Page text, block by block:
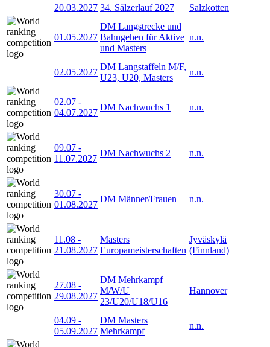
20.03.2027 34. Sälzerlauf 2027 Salzkotten
01.05.2027
DM Langstrecke und
Bahngehen für Aktive
und Masters
n.n.
02.05.2027
DM Langstaffeln M/F,
U23, U20, Masters
n.n.
02.07 -
04.07.2027
DM Nachwuchs 1 n.n.
09.07 -
11.07.2027
DM Nachwuchs 2 n.n.
30.07 -
01.08.2027
DM Männer/Frauen n.n.
11.08 -
21.08.2027
Masters
Europameisterschaften
Jyväskylä
(Finnland)
27.08 -
29.08.2027
DM Mehrkampf
M/W/U
23/U20/U18/U16
Hannover
04.09 -
05.09.2027
DM Masters
Mehrkampf
n.n.